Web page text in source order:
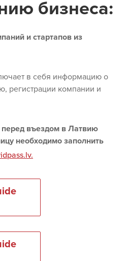
бизнеса:
и стартапов из
в себя информацию о
регистрации компании и
въездом в Латвию
необходимо заполнить